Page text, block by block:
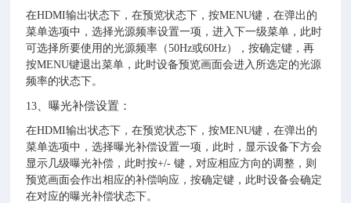
在HDMI输出状态下，在预览状态下，按MENU键，在弹出的
菜单选项中，选择光源频率设置一项，进入下一级菜单，此时
可选择所要使用的光源频率（50Hz或60Hz），按确定键，再
按MENU键退出菜单，此时设备预览画面会进入所选定的光源
频率的状态下。
13 、曝光补偿设置：
在HDMI输出状态下，在预览状态下，按MENU键，在弹出的
菜单选项中，选择曝光补偿设置一项，此时，显示设备下方会
显示几级曝光补偿，此时按+/- 键，对应相应方向的调整，则
预览画面会作出相应的补偿响应，按确定键，此时设备会确定
在对应的曝光补偿状态下。